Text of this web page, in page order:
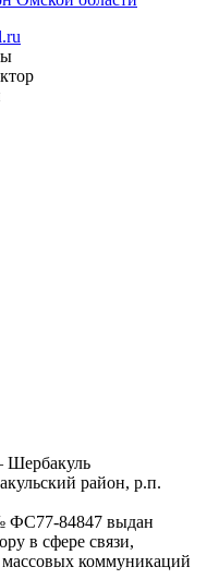
Шербакуль
район, р.п.
ФС77-84847 выдан
в сфере связи,
коммуникаций